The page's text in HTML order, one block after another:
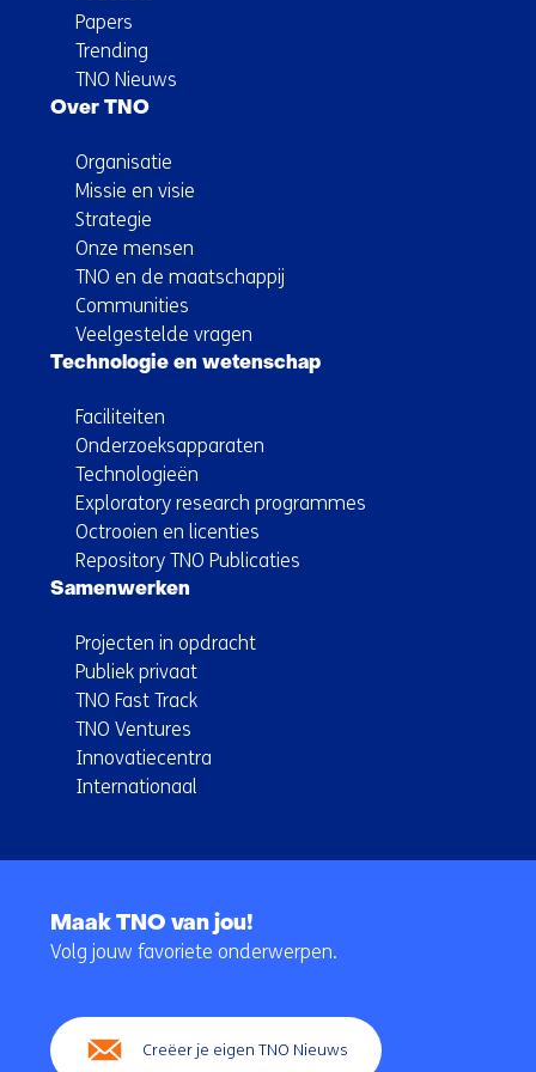
Papers
Trending
TNO Nieuws
Over TNO
Organisatie
Missie en visie
Strategie
Onze mensen
TNO en de maatschappij
Communities
Veelgestelde vragen
Technologie en wetenschap
Faciliteiten
Onderzoeksapparaten
Technologieën
Exploratory research programmes
Octrooien en licenties
Repository TNO Publicaties
Samenwerken
Projecten in opdracht
Publiek privaat
TNO Fast Track
TNO Ventures
Innovatiecentra
Internationaal
navigatie
Maak TNO van jou!
Volg jouw favoriete onderwerpen.
Creëer je eigen TNO Nieuws